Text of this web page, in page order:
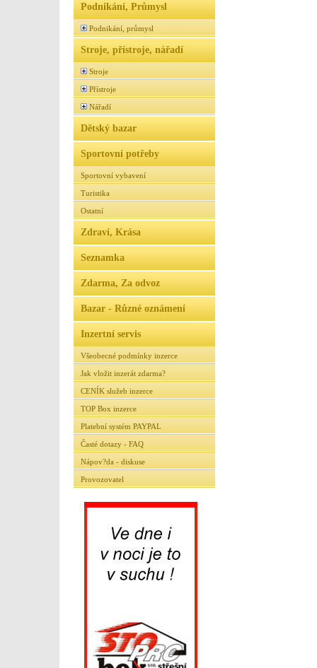
Podnikání, Průmysl
Podnikání, průmysl
Stroje, přístroje, nářadí
Stroje
Přístroje
Nářadí
Dětský bazar
Sportovní potřeby
Sportovní vybavení
Turistika
Ostatní
Zdraví, Krása
Seznamka
Zdarma, Za odvoz
Bazar - Různé oznámení
Inzertní servis
Všeobecné podmínky inzerce
Jak vložit inzerát zdarma?
CENÍK služeb inzerce
TOP Box inzerce
Platební systém PAYPAL
Časté dotazy - FAQ
Nápov?da - diskuse
Provozovatel